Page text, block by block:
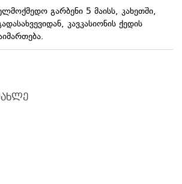
გარბენი 5 მაისს, კახეთში,
კავკასიონის ქედის